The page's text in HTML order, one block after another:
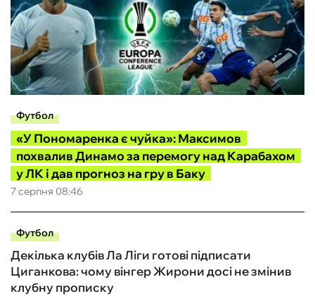
Футбол
7 серпня 08:46
«У Пономаренка є чуйка»: Максимов
похвалив Динамо за перемогу над Карабахом
у ЛК і дав прогноз на гру в Баку
Футбол
Декілька клубів Ла Ліги готові підписати
Циганкова: чому вінгер Жирони досі не змінив
клубну прописку